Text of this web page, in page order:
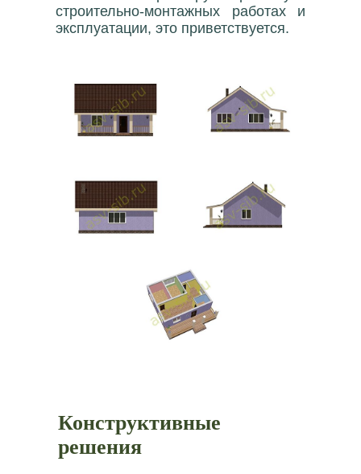
строительно-монтажных работах и
эксплуатации, это приветствуется.
Конструктивные
решения